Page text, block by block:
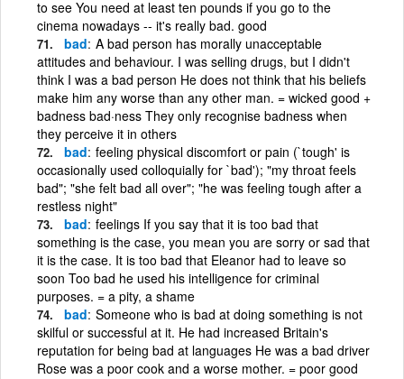
to see You need at least ten pounds if you go to the
cinema nowadays -- it's really bad. good
bad A bad person has morally unacceptable
attitudes and behaviour. I was selling drugs, but I didn't
think I was a bad person He does not think that his beliefs
make him any worse than any other man. = wicked good +
badness bad·ness They only recognise badness when
they perceive it in others
bad feeling physical discomfort or pain (`tough' is
occasionally used colloquially for `bad'); "my throat feels
bad"; "she felt bad all over"; "he was feeling tough after a
restless night"
bad feelings If you say that it is too bad that
something is the case, you mean you are sorry or sad that
it is the case. It is too bad that Eleanor had to leave so
soon Too bad he used his intelligence for criminal
purposes. = a pity, a shame
bad Someone who is bad at doing something is not
skilful or successful at it. He had increased Britain's
reputation for being bad at languages He was a bad driver
Rose was a poor cook and a worse mother. = poor good